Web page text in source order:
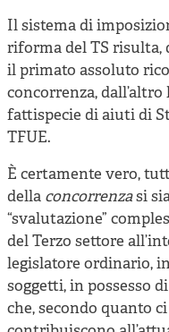
Il sistema di
riforma del TS risulta,
il primato assoluto
concorrenza,
fattispecie di aiuti di
TFUE.
È certamente vero,
della concorrenzasi
“svalutazione”
del Terzo settore
legislatore ordinario,
soggetti, in possesso
che, secondo quanto